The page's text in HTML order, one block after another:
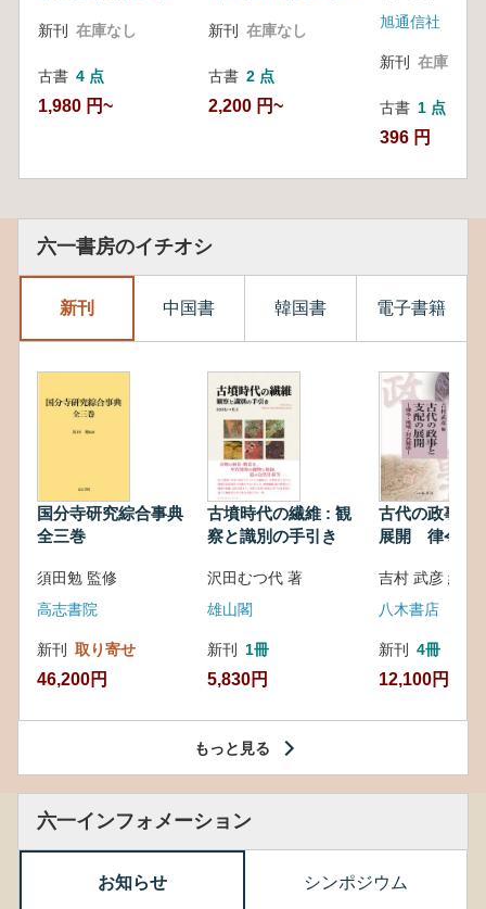
新刊 在庫なし
古書 4 点
1,980 円~
新刊 在庫なし
古書 2 点
2,200 円~
旭通信社
新刊 在庫なし
古書 1 点
396 円
六一書房のイチオシ
新刊 中国書 韓国書 電子書籍
国分寺研究綜合事典
全三巻
須田勉 監修
高志書院
新刊 取り寄せ
46,200円
古墳時代の繊維 : 観
察と識別の手引き
沢田むつ代 著
雄山閣
新刊 1冊
5,830円
古代の政事と
展開 律令・
吉村 武彦 編集
八木書店
新刊 4冊
12,100円
もっと見る
六一インフォメーション
お知らせ シンポジウム